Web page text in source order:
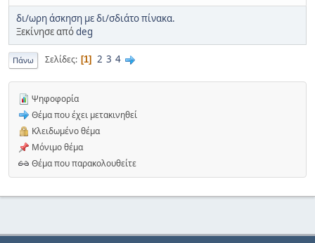
δι/ωρη άσκηση με δι/σδιάτο πίνακα.
Ξεκίνησε απόdeg
Πάνω Σελίδες 1 2 3 4
Ψηφοφορία
Θέμα που έχει μετακινηθεί
Κλειδωμένο θέμα
Μόνιμο θέμα
Θέμα που παρακολουθείτε